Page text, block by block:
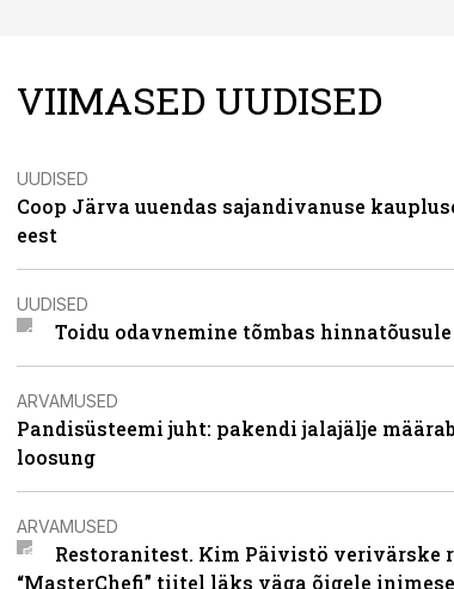
VIIMASED UUDISED
UUDISED
Coop Järva uuendas sajandivanuse
eest
UUDISED
Toidu odavnemine tõmbas
ARVAMUSED
Pandisüsteemi juht: pakendi jalajälje
loosung
ARVAMUSED
Restoranitest. Kim Päivistö verivärske
“MasterChefi” tiitel läks väga õigele